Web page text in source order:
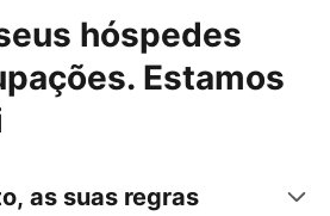
hóspedes
Estamos
as suas regras